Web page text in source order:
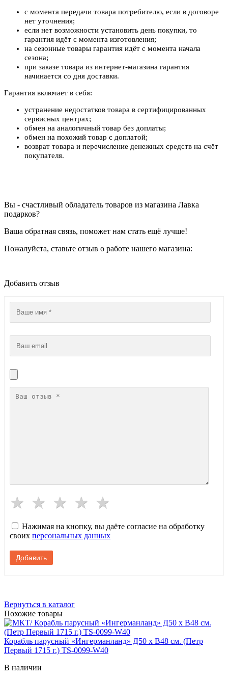
с момента передачи товара потребителю, если в договоре
нет уточнения;
если нет возможности установить день покупки, то
гарантия идёт с момента изготовления;
на сезонные товары гарантия идёт с момента начала
сезона;
при заказе товара из интернет-магазина гарантия
начинается со дня доставки.
Гарантия включает в себя:
устранение недостатков товара в сертифицированных
сервисных центрах;
обмен на аналогичный товар без доплаты;
обмен на похожий товар с доплатой;
возврат товара и перечисление денежных средств на счёт
покупателя.
Вы - счастливый обладатель товаров из магазина Лавка
подарков?
Ваша обратная связь, поможет нам стать ещё лучше!
Пожалуйста, ставьте отзыв о работе нашего магазина:
Добавить отзыв
Нажимая на кнопку, вы даёте согласие на обработку
своих персональных данных
Вернуться в каталог
Похожие товары
Корабль парусный «Ингерманланд» Д50 х В48 см. (Петр
Первый 1715 г.) TS-0099-W40
В наличии